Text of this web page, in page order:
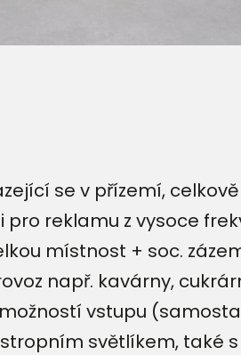
se v přízemí,
reklamu z vysoce
místnost + soc.
např. kavárny,
vstupu
světlíkem, také